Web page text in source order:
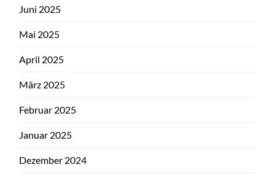
Juni 2025
Mai 2025
April 2025
März 2025
Februar 2025
Januar 2025
Dezember 2024